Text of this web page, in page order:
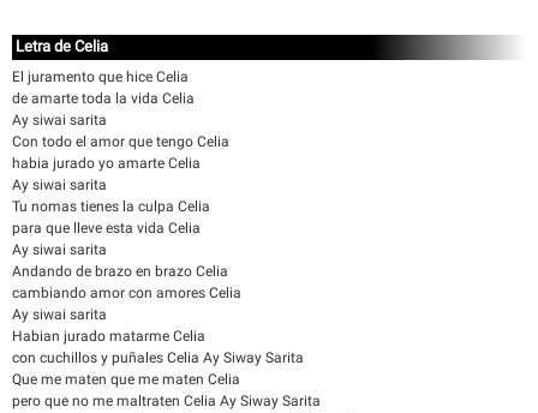
Letra de Celia
El juramento que hice Celia
de amarte toda la vida Celia
Ay siwai sarita
Con todo el amor que tengo Celia
habia jurado yo amarte Celia
Ay siwai sarita
Tu nomas tienes la culpa Celia
para que lleve esta vida Celia
Ay siwai sarita
Andando de brazo en brazo Celia
cambiando amor con amores Celia
Ay siwai sarita
Habian jurado matarme Celia
con cuchillos y puñales Celia Ay Siway Sarita
Que me maten que me maten Celia
pero que no me maltraten Celia Ay Siway Sarita